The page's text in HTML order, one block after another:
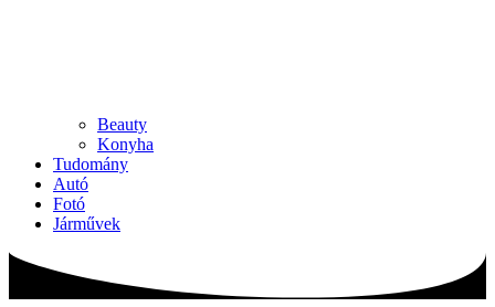
Beauty
Konyha
Tudomány
Autó
Fotó
Járművek